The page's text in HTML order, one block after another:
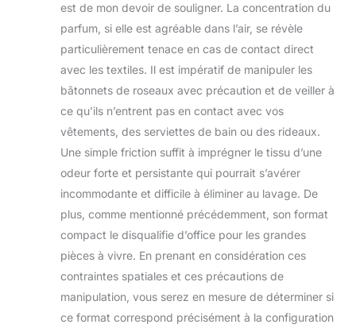
est de mon devoir de souligner. La concentration du
parfum, si elle est agréable dans l’air, se révèle
particulièrement tenace en cas de contact direct
avec les textiles. Il est impératif de manipuler les
bâtonnets de roseaux avec précaution et de veiller à
ce qu’ils n’entrent pas en contact avec vos
vêtements, des serviettes de bain ou des rideaux.
Une simple friction suffit à imprégner le tissu d’une
odeur forte et persistante qui pourrait s’avérer
incommodante et difficile à éliminer au lavage. De
plus, comme mentionné précédemment, son format
compact le disqualifie d’office pour les grandes
pièces à vivre. En prenant en considération ces
contraintes spatiales et ces précautions de
manipulation, vous serez en mesure de déterminer si
ce format correspond précisément à la configuration